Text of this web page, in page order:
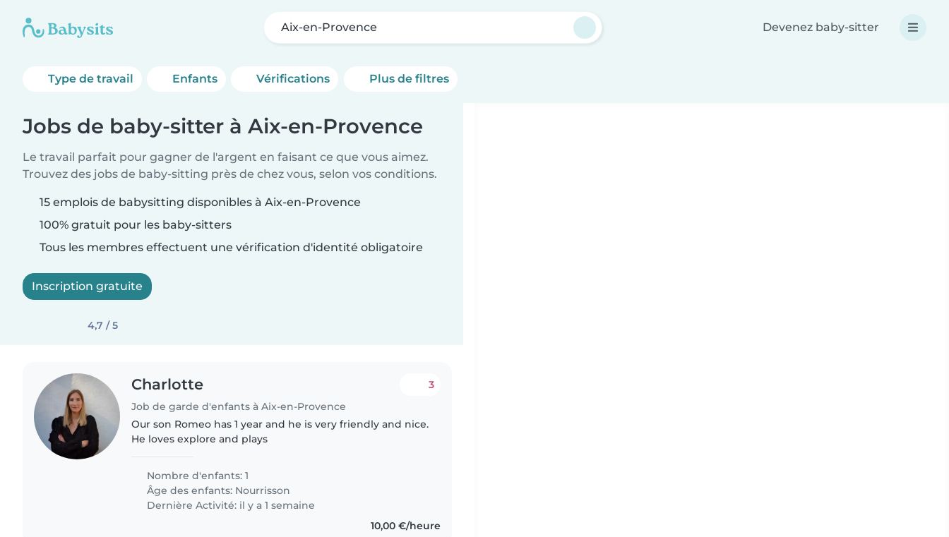
Aix-en-Provence Devenez baby-sitter
Type de travail Enfants Vérifications Plus de filtres
Jobs de baby-sitter à Aix-en-Provence
Le travail parfait pour gagner de l'argent en faisant ce que vous aimez.
Trouvez des jobs de baby-sitting près de chez vous, selon vos conditions.
15 emplois de babysitting disponibles à Aix-en-Provence
100% gratuit pour les baby-sitters
Tous les membres effectuent une vérification d'identité obligatoire
Inscription gratuite
4,7 / 5
Charlotte
Job de garde d'enfants à Aix-en-Provence
3
Our son Romeo has 1 year and he is very friendly and nice.
He loves explore and plays
Nombre d'enfants: 1
Âge des enfants: Nourrisson
Dernière Activité: il y a 1 semaine
10,00 €/heure